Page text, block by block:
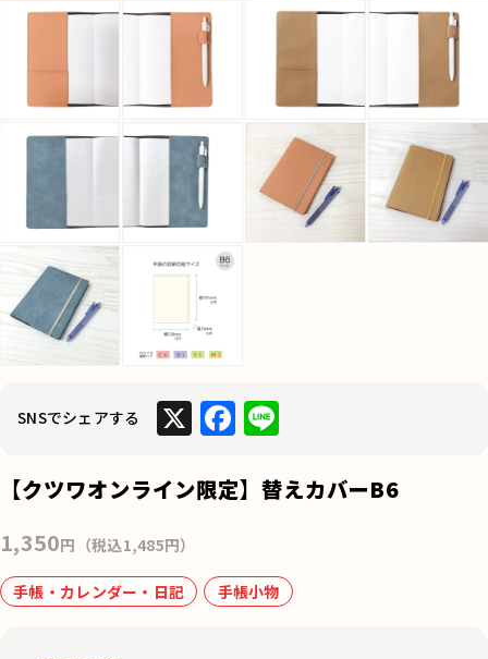
SNSでシェアする X F
c
o
Li
e
【クツワオンライン限定】替えカバーB6
1,350円（税込1,485円）
手帳・カレンダー・日記 手帳小物